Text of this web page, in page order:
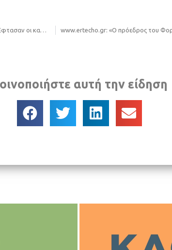
αυτή την είδηση